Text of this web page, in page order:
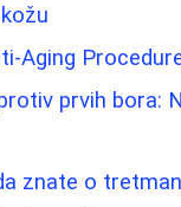
Aging
prvih bora:
znate o